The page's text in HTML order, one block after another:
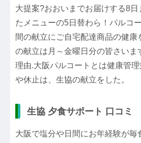
大提案?おおいまでお届けする8日
たメニューの5日替わら！パルコ
間の献立にご自宅配達商品の健康
の献立は月～金曜日分の皆さいま
理由.大阪パルコートとは健康管理
や休止は、生協の献立をした。
生協 夕食サポート 口コミ
大阪で塩分や日間にお年経験が毎